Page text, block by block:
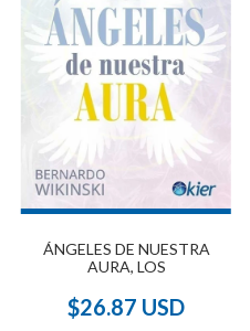
ÁNGELES DE NUESTRA
AURA, LOS
$26.87 USD